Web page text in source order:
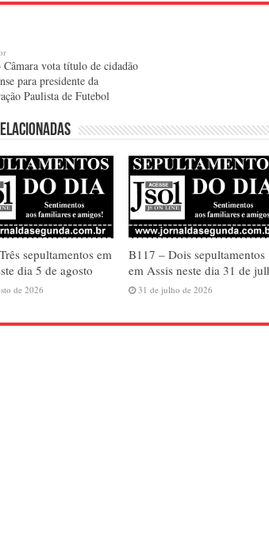
Câmara vota título de cidadão
para presidente da
Paulista de Futebol
sepultamentos em
dia 5 de agosto
de 2026
B117 – Dois sepultamentos
em Assis neste dia 31 de
31 de julho de 2026